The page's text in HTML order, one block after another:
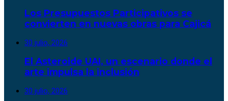
Los Presupuestos Participativos se
convierten en nuevas obras para Cajicá
30 julio, 2026
El Asteroide UAI, un escenario donde el
arte impulsa la inclusión
30 julio, 2026